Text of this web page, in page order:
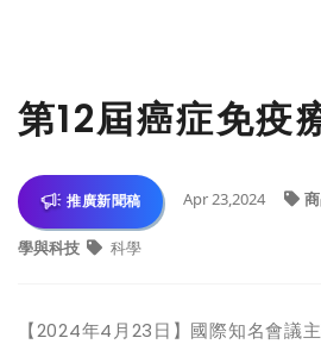
第12屆癌症免疫
推廣新聞稿 Apr 23,2024
學與科技 科學
【2024年4月 23 日】國際知名會議